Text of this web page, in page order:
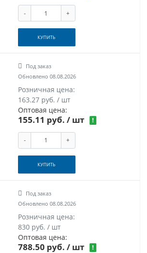
- +
КУПИТЬ
Под заказ
Обновлено 08.08.2026
Розничная цена:
163.27 руб. / шт
Оптовая цена:
155.11 руб./ шт !
- +
КУПИТЬ
Под заказ
Обновлено 08.08.2026
Розничная цена:
830 руб. / шт
Оптовая цена:
788.50 руб./ шт !